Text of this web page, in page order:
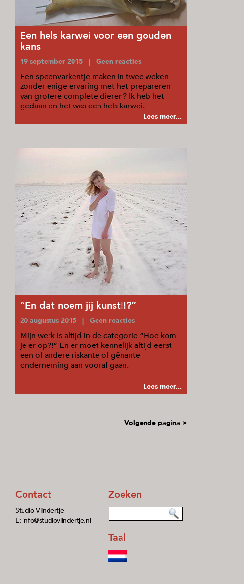
Een hels karwei voor een gouden
kans
19 september 2015 | Geen reacties
Een speenvarkentje maken in twee weken
zonder enige ervaring met het prepareren
van grotere complete dieren? Ik heb het
gedaan en het was een hels karwei.
Lees meer...
“En dat noem jij kunst!!?”
20 augustus 2015 | Geen reacties
Mijn werk is altijd in de categorie “Hoe kom
je er op?!” En er moet kennelijk altijd eerst
een of andere riskante of gênante
onderneming aan vooraf gaan.
Lees meer...
Volgende pagina >
Contact
Studio Vlindertje
E: info@studiovlindertje.nl
Zoeken
Taal